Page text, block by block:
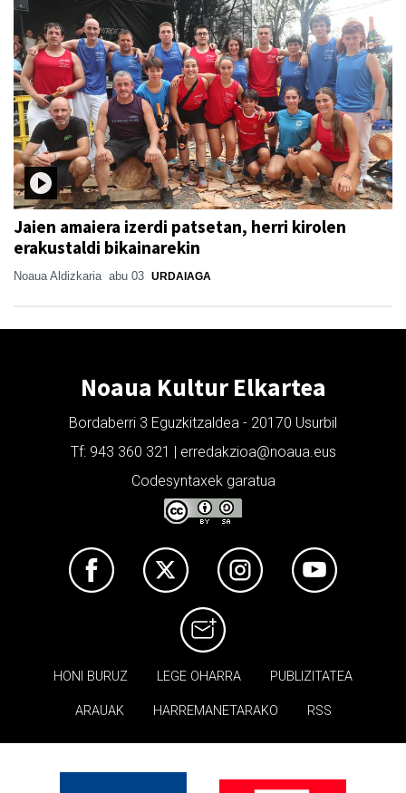
Jaien amaiera izerdi patsetan, herri kirolen
erakustaldi bikainarekin
Noaua Aldizkaria abu 03 URDAIAGA
Noaua Kultur Elkartea
Bordaberri 3 Eguzkitzaldea - 20170 Usurbil
Tf: 943 360 321 | erredakzioa@noaua.eus
Codesyntaxek garatua
HONI BURUZ LEGE OHARRA PUBLIZITATEA
ARAUAK HARREMANETARAKO RSS